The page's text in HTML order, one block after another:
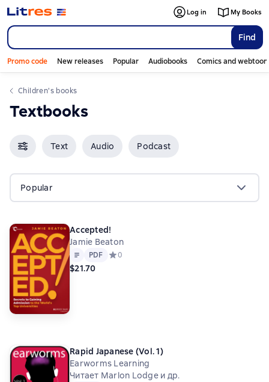
Find
Log in My Books
Promo code New releases Popular Audiobooks Comics and
Children's books
Textbooks
Text Audio Podcast
Popular
Accepted!
Jamie Beaton
Text PDF
PDF Средний рейтинг 0 на основе 0 оценок
0
$21.70
Rapid Japanese (Vol. 1)
Earworms Learning
Читает Marlon Lodge и др.